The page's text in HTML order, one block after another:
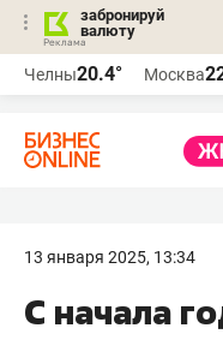
забронируй
валюту
Челны20.4° Москва
13 января 2025, 13:34
С начала